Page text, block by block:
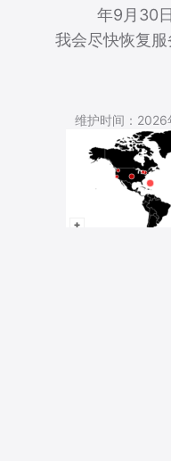
年9月30
我会尽快恢复服
维护时间：